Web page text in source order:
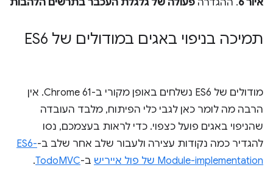
תמיכה בניפוי באגים במודולים של ES6
מודולים של ES6 נשלחים באופן מקורי ב-Chrome 61. אין
הרבה מה לומר כאן לגבי כלי הפיתוח, מלבד העובדה
שהניפוי באגים פועל כצפוי. כדי לראות בעצמכם, נסו
להגדיר כמה נקודות עצירה ולעבור שלב אחר שלב ב-ES6-
Module-implementation של פול אייריש
ב-TodoMVC
.